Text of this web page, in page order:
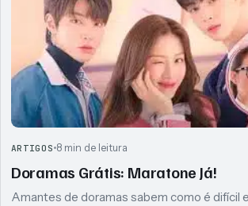
ARTIGOS 8 min de leitura
Doramas Grátis: Maratone Já!
Amantes de doramas sabem como é difícil